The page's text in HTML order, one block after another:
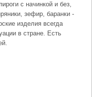
с начинкой и без,
зефир, баранки -
изделия всегда
в стране. Есть